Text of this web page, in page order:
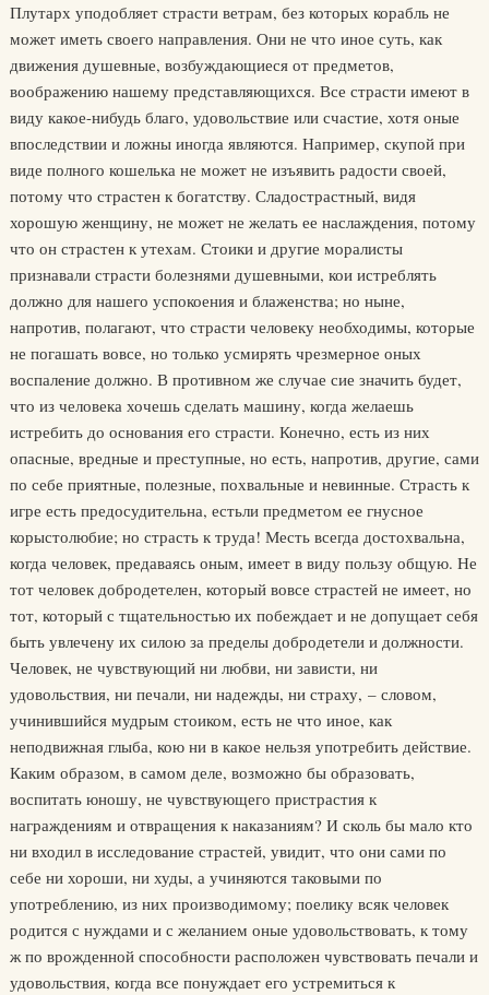
Плутарх уподобляет страсти ветрам, без которых корабль не
может иметь своего направления. Они не что иное суть, как
движения душевные, возбуждающиеся от предметов,
воображению нашему представляющихся. Все страсти имеют в
виду какое-нибудь благо, удовольствие или счастие, хотя оные
впоследствии и ложны иногда являются. Например, скупой при
виде полного кошелька не может не изъявить радости своей,
потому что страстен к богатству. Сладострастный, видя
хорошую женщину, не может не желать ее наслаждения, потому
что он страстен к утехам. Стоики и другие моралисты
признавали страсти болезнями душевными, кои истреблять
должно для нашего успокоения и блаженства; но ныне,
напротив, полагают, что страсти человеку необходимы, которые
не погашать вовсе, но только усмирять чрезмерное оных
воспаление должно. В противном же случае сие значить будет,
что из человека хочешь сделать машину, когда желаешь
истребить до основания его страсти. Конечно, есть из них
опасные, вредные и преступные, но есть, напротив, другие, сами
по себе приятные, полезные, похвальные и невинные. Страсть к
игре есть предосудительна, естьли предметом ее гнусное
корыстолюбие; но страсть к труда! Месть всегда достохвальна,
когда человек, предаваясь оным, имеет в виду пользу общую. Не
тот человек добродетелен, который вовсе страстей не имеет, но
тот, который с тщательностью их побеждает и не допущает себя
быть увлечену их силою за пределы добродетели и должности.
Человек, не чувствующий ни любви, ни зависти, ни
удовольствия, ни печали, ни надежды, ни страху, – словом,
учинившийся мудрым стоиком, есть не что иное, как
неподвижная глыба, кою ни в какое нельзя употребить действие.
Каким образом, в самом деле, возможно бы образовать,
воспитать юношу, не чувствующего пристрастия к
награждениям и отвращения к наказаниям? И сколь бы мало кто
ни входил в исследование страстей, увидит, что они сами по
себе ни хороши, ни худы, а учиняются таковыми по
употреблению, из них производимому; поелику всяк человек
родится с нуждами и с желанием оные удовольствовать, к тому
ж по врожденной способности расположен чувствовать печали и
удовольствия, когда все понуждает его устремиться к